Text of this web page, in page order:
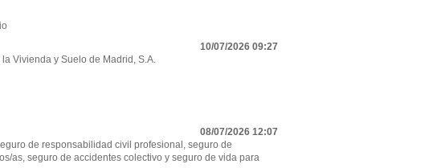
10/07/2026 09:27
Vivienda y Suelo de Madrid, S.A.
08/07/2026 12:07
de responsabilidad civil profesional, seguro de
as, seguro de accidentes colectivo y seguro de vida para